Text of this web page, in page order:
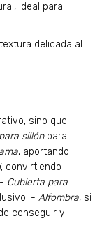
ideal para
delicada al
sino que
sillónpara
, aportando
, convirtiendo
Cubierta para
- Alfombra, si
conseguir y